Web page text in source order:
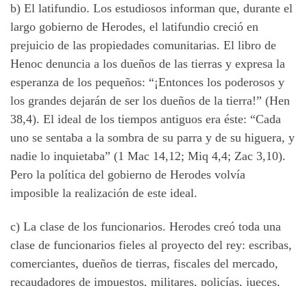
b) El latifundio. Los estudiosos informan que, durante el
largo gobierno de Herodes, el latifundio creció en
prejuicio de las propiedades comunitarias. El libro de
Henoc denuncia a los dueños de las tierras y expresa la
esperanza de los pequeños: “¡Entonces los poderosos y
los grandes dejarán de ser los dueños de la tierra!” (Hen
38,4). El ideal de los tiempos antiguos era éste: “Cada
uno se sentaba a la sombra de su parra y de su higuera, y
nadie lo inquietaba” (1 Mac 14,12; Miq 4,4; Zac 3,10).
Pero la política del gobierno de Herodes volvía
imposible la realización de este ideal.
c) La clase de los funcionarios. Herodes creó toda una
clase de funcionarios fieles al proyecto del rey: escribas,
comerciantes, dueños de tierras, fiscales del mercado,
recaudadores de impuestos, militares, policías, jueces,